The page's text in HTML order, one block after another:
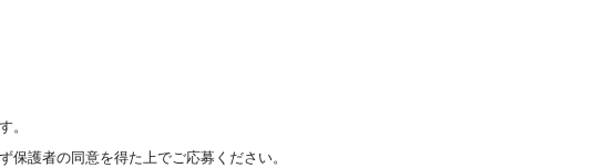
。
保護者の同意を得た上でご応募ください。